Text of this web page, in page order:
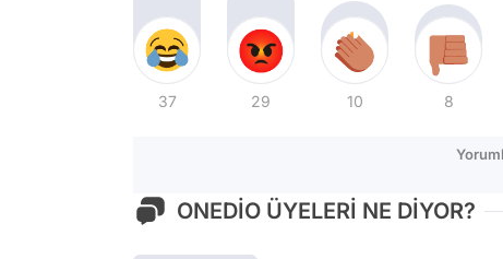
37 29 10 8
ONEDİO ÜYELERİ NE DİYOR?